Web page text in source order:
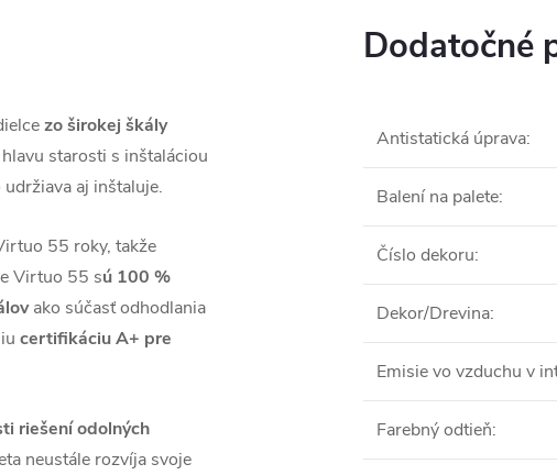
zo širokej škály
starosti s inštaláciou
aj inštaluje.
55 roky, takže
Virtuo 55 sú 100 %
ako súčasť odhodlania
certifikáciu A+ pre
riešení odolných
neustále rozvíja svoje
Dodatočné
Antistatická úprava:
Balení na palete:
Číslo dekoru:
Dekor/Drevina:
Emisie vo vzduchu v
Farebný odtieň: